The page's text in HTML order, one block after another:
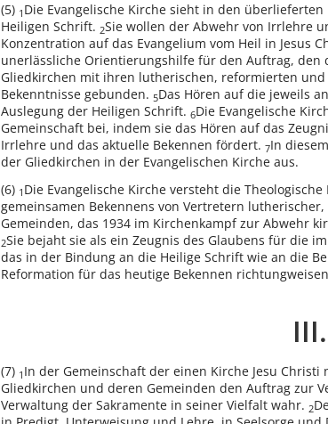
(5) 1 Die Evangelische Kirche sieht in den
Heiligen Schrift. 2Sie wollen der Abwehr von Irrlehre
Konzentration auf das Evangelium vom Heil in Jesus
unerlässliche Orientierungshilfe für den Auftrag, den
Gliedkirchen mit ihren lutherischen, reformierten
Bekenntnisse gebunden. 5Das Hören auf die jeweils
Auslegung der Heiligen Schrift.6Die Evangelische
Gemeinschaft bei, indem sie das Hören auf das
Irrlehre und das aktuelle Bekennen fördert.7In
der Gliedkirchen in der Evangelischen Kirche aus.
(6) 1 Die Evangelische Kirche versteht die
gemeinsamen Bekennens von Vertretern
Gemeinden, das 1934 im Kirchenkampf zur Abwehr
2Sie bejaht sie als ein Zeugnis des Glaubens für die
das in der Bindung an die Heilige Schrift wie an die
Reformation für das heutige Bekennen
III.
(7) 1 In der Gemeinschaft der einen Kirche Jesu
Gliedkirchen und deren Gemeinden den Auftrag zur
Verwaltung der Sakramente in seiner Vielfalt wahr. 2